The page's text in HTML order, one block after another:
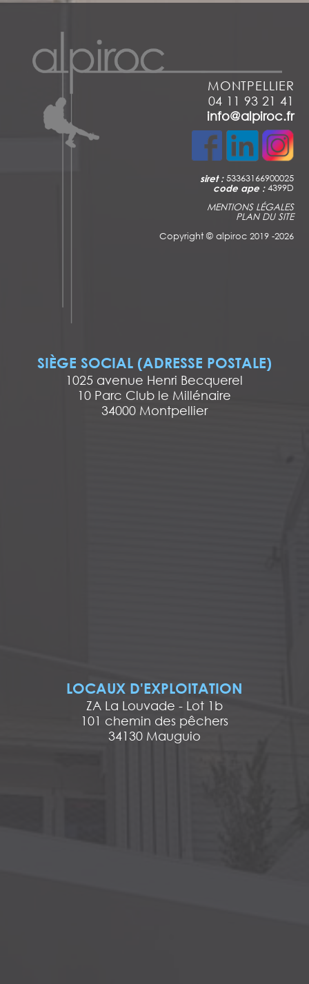
MONTPELLIER
04 11 93 21 41
info@alpiroc.fr
siret :53363166900025
code ape :4399D
MENTIONS LÉGALES
PLAN DU SITE
Copyright ©alpiroc 2019 -2026
SIÈGE SOCIAL (ADRESSE POSTALE)
1025 avenue Henri Becquerel
10 Parc Club le Millénaire
34000 Montpellier
LOCAUX D'EXPLOITATION
ZA La Louvade - Lot 1b
101 chemin des pêchers
34130 Mauguio